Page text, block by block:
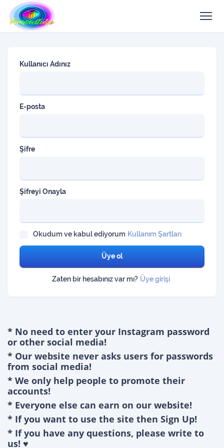
Kullanıcı Adınız
E-posta
Şifre
Şifreyi Onayla
Okudum ve kabul ediyorum Kullanım Şartları
Üye ol
Zaten bir hesabınız var mı? Üye girişi
* No need to enter your Instagram password
or other social media!
* Our website never asks users for passwords
from social media!
* We only help people to promote their
accounts!
* Everyone else can earn on our website!
* If you want to use the site then Sign Up!
* If you have any questions, please write to
us! ♥️